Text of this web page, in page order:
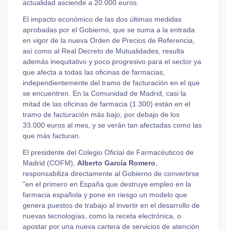
actualidad asciende a 20.000 euros.
El impacto económico de las dos últimas medidas
aprobadas por el Gobierno, que se suma a la entrada
en vigor de la nueva Orden de Precios de Referencia,
así como al Real Decreto de Mutualidades, resulta
además inequitativo y poco progresivo para el sector ya
que afecta a todas las oficinas de farmacias,
independientemente del tramo de facturación en el que
se encuentren. En la Comunidad de Madrid, casi la
mitad de las oficinas de farmacia (1.300) están en el
tramo de facturación más bajo, por debajo de los
33.000 euros al mes, y se verán tan afectadas como las
que más facturan.
El presidente del Colegio Oficial de Farmacéuticos de
Madrid (COFM), Alberto García Romero
responsabiliza directamente al Gobierno de convertirse
"en el primero en España que destruye empleo en la
farmacia española y pone en riesgo un modelo que
genera puestos de trabajo al invertir en el desarrollo de
nuevas tecnologías, como la receta electrónica, o
apostar por una nueva cartera de servicios de atención